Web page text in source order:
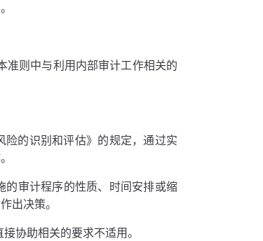
准则中与利用内部审计工作相关的
的识别和评估》的规定，通过实
的审计程序的性质、时间安排或缩
出决策。
协助相关的要求不适用。